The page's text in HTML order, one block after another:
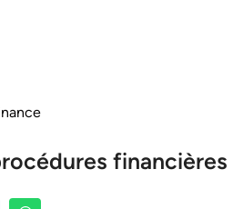
financières